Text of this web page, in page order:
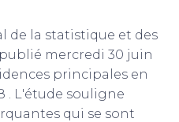
de la statistique et des
mercredi 30 juin
principales en
. L'étude souligne
qui se sont